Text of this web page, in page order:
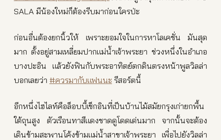
SALA มีน้องใหม่ก็ต้องรีบมาก่อนใครป่ะ
ก่อนอื่นต้องยกนิ้วให้ เพราะยอมใจในการหาโลเคชั่น มันสุด
มาก ตั้งอยู่สามเหลี่ยมปากแม่น้ำเจ้าพระยา ช่วงหนึ่งในอำเภอ
บางปะอิน แล้วยังฟินกับพระอาทิตย์ตกดินตรงหน้าพูลวิลล่า
บอกเลยว่า #ควรมากับแฟนนะ รีสอร์ตนี้
อีกหนึ่งไฮไลท์คือล็อบบี้เช็กอินที่เป็นบ้านไม้สมัยกรุงเก่ายกพื้น
ใต้ถุนสูง ตัวเรือนทาสีแดงชาดดูโดดเด่นมาก จากนั้นจะต้อง
เดินข้ามสะพานโค้งข้ามแม่น้ำสาขาเจ้าพระยา เพื่อไปยังวิลล่า